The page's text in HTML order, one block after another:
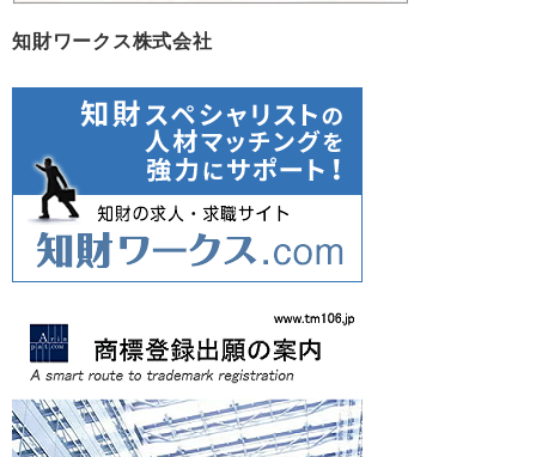
知財ワークス株式会社